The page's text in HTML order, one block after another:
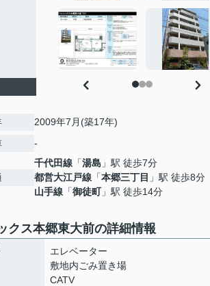
2009年7月(築17年)
-
千代田線 「湯島 」駅 徒歩7分
都営大江戸線 「本郷三丁目 」駅 徒歩8分
山手線 「御徒町」駅 徒歩14分
クス本郷東大前の詳細情報
エレベーター
敷地内ごみ置き場
CATV